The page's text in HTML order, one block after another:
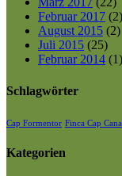
Februar 2017 (2)
August 2015 (2)
Juli 2015 (25)
Februar 2014 (1)
Schlagwörter
Cap Formentor Finca Cap Canal
Kategorien